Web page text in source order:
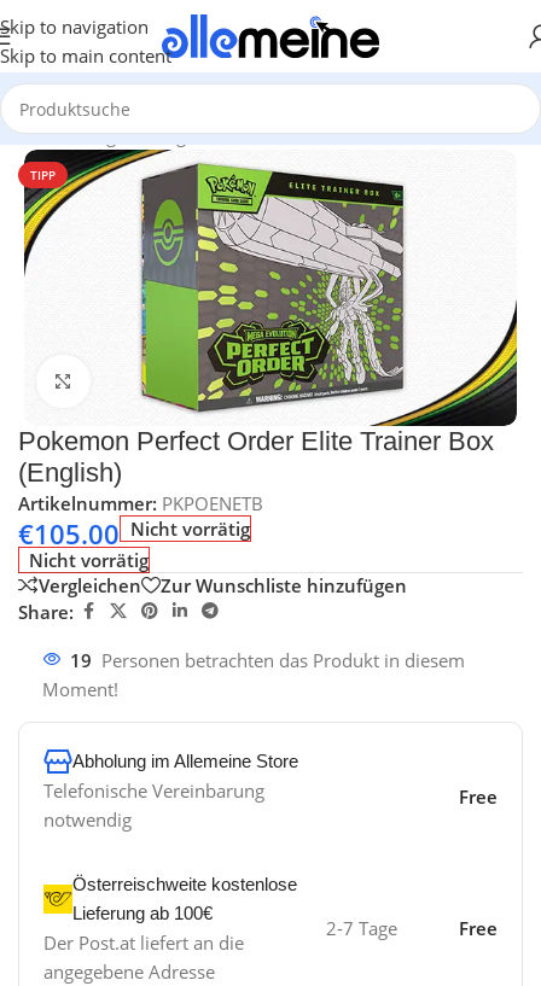
Skip to navigation
Skip to main content
Start/Gaming/Trading Card Games/Pokémon/Elite Trainer Box
TIPP
Klick zum Vergrößern
Pokemon Perfect Order Elite Trainer Box
(English)
Artikelnummer: PKPOENETB
€105.00 Nicht vorrätig
Nicht vorrätig
Vergleichen
Zur Wunschliste hinzufügen
Share:
19 Personen betrachten das Produkt in diesem
Moment!
Abholung im Allemeine Store
Telefonische Vereinbarung
notwendig
Free
Österreischweite kostenlose
Lieferung ab 100€
Der Post.at liefert an die
angegebene Adresse
2-7 Tage Free